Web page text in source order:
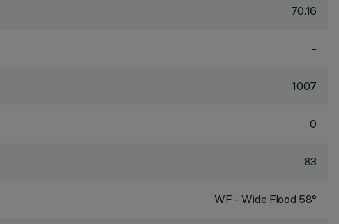
70.16
-
1007
0
83
WF - Wide Flood 58°